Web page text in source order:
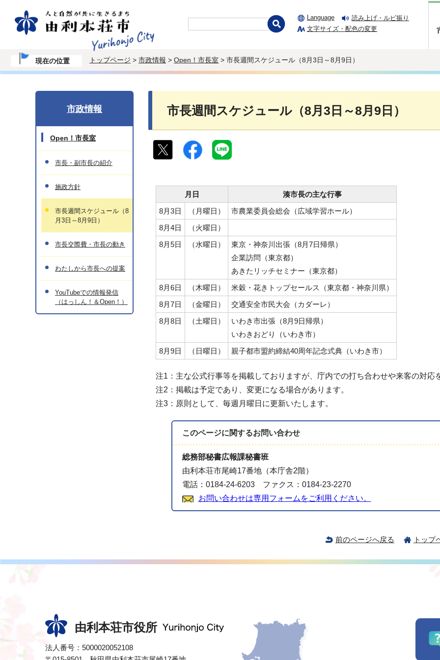
Language
読み上げ・ルビ振り
文字サイズ・配色の変更
現在の位置 トップページ > 市政情報 > Open！市長室 > 市長週間スケジュール（8月3日～8月9日）
市長週間スケジュール（8月3日～8月9日）
月日
湊市長の主な行事
8月3日
（月曜日）
市農業委員会総会（広域学習ホール）
8月4日
（火曜日）
8月5日
（水曜日）
東京・神奈川出張（8月7日帰県）
企業訪問（東京都）
あきたリッチセミナー（東京都）
8月6日
（木曜日）
米穀・花きトップセールス（東京都・神奈川県）
8月7日
（金曜日）
交通安全市民大会（カダーレ）
8月8日
（土曜日）
いわき市出張（8月9日帰県）
いわきおどり（いわき市）
8月9日
（日曜日） 親子都市盟約締結40周年記念式典（いわき市）
注1：主な公式行事等を掲載しておりますが、庁内での打ち合わせや来客の対応
注2：掲載は予定であり、変更になる場合があります。
注3：原則として、毎週月曜日に更新いたします。
このページに関するお問い合わせ
総務部秘書広報課秘書班
由利本荘市尾崎17番地（本庁舎2階）
電話：0184-24-6203 ファクス：0184-23-2270
お問い合わせは専用フォームをご利用ください。
市政情報
Open！市長室
市長・副市長の紹介
施政方針
市長週間スケジュール（8
月3日～8月9日）
市長交際費・市長の動き
わたしから市長への提案
YouTubeでの情報発信
（はっしん！＆Open！）
前のページへ戻る トップ
由利本荘市役所
法人番号：5000020052108